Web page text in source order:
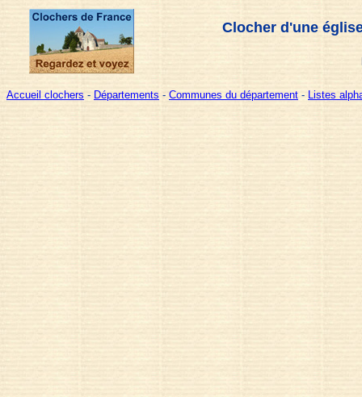
Clocher d'une
Accueil clochers - Départements - Communes du département - Listes